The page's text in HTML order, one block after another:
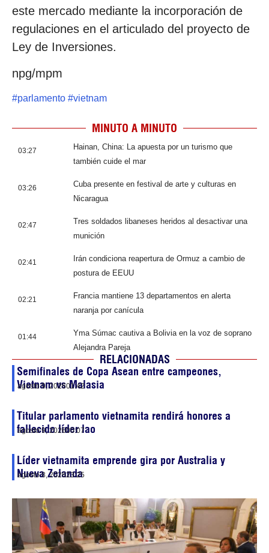
este mercado mediante la incorporación de
regulaciones en el articulado del proyecto de
Ley de Inversiones.
npg/mpm
#parlamento #vietnam
MINUTO A MINUTO
03:27
Hainan, China: La apuesta por un turismo que
también cuide el mar
03:26
Cuba presente en festival de arte y culturas en
Nicaragua
02:47
Tres soldados libaneses heridos al desactivar una
munición
02:41
Irán condiciona reapertura de Ormuz a cambio de
postura de EEUU
02:21
Francia mantiene 13 departamentos en alerta
naranja por canícula
01:44
Yma Súmac cautiva a Bolivia en la voz de soprano
Alejandra Pareja
RELACIONADAS
Semifinales de Copa Asean entre campeones,
Vietnam vs Malasia
agosto 9, 202601:42
Titular parlamento vietnamita rendirá honores a
fallecido líder lao
agosto 9, 202600:07
Líder vietnamita emprende gira por Australia y
Nueva Zelanda
agosto 8, 202623:25